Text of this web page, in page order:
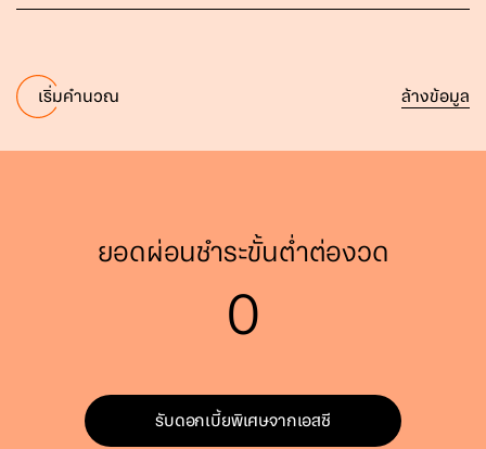
เริ่มคำนวณ ล้างข้อมูล
ยอดผ่อนชำระขั้นต่ำต่องวด
0
รับดอกเบี้ยพิเศษจากเอสซี